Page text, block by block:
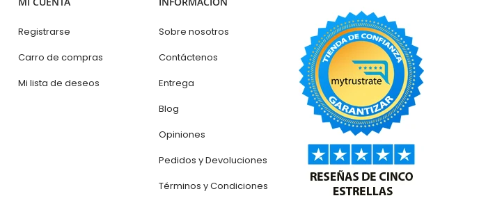
Registrarse
Carro de compras
Mi lista de deseos
Sobre nosotros
Contáctenos
Entrega
Blog
Opiniones
Pedidos y Devoluciones
Términos y Condiciones